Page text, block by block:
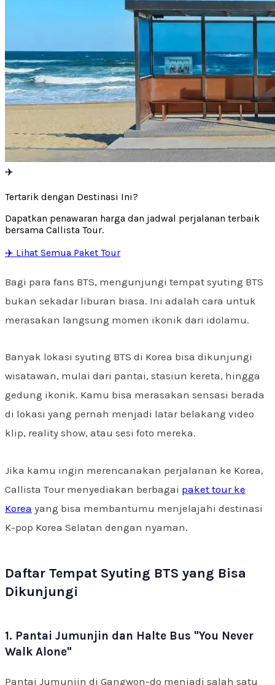
✈️
Tertarik dengan Destinasi Ini?
Dapatkan penawaran harga dan jadwal perjalanan terbaik
bersama Callista Tour.
✈️ Lihat Semua Paket Tour
Bagi para fans BTS, mengunjungi tempat syuting BTS
bukan sekadar liburan biasa. Ini adalah cara untuk
merasakan langsung momen ikonik dari idolamu.
Banyak lokasi syuting BTS di Korea bisa dikunjungi
wisatawan, mulai dari pantai, stasiun kereta, hingga
gedung ikonik. Kamu bisa merasakan sensasi berada
di lokasi yang pernah menjadi latar belakang video
klip, reality show, atau sesi foto mereka.
Jika kamu ingin merencanakan perjalanan ke Korea,
Callista Tour menyediakan berbagai paket tour ke
Korea yang bisa membantumu menjelajahi destinasi
K-pop Korea Selatan dengan nyaman.
Daftar Tempat Syuting BTS yang Bisa
Dikunjungi
1. Pantai Jumunjin dan Halte Bus "You Never
Walk Alone"
Pantai Jumunjin di Gangwon-do menjadi salah satu